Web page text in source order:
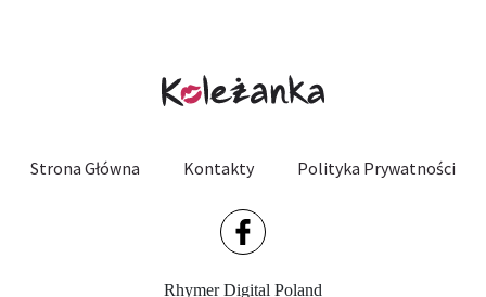
Strona Główna Kontakty Polityka Prywatności
Rhymer Digital Poland